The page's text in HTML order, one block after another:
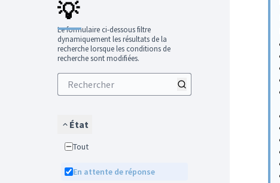
💡
Le formulaire ci-dessous filtre
dynamiquement les résultats de la
recherche lorsque les conditions de
recherche sont modifiées.
État
Tout
En attente de réponse